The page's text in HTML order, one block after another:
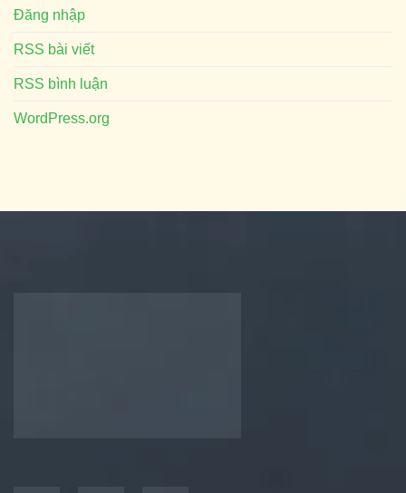
Đăng nhập
RSS bài viết
RSS bình luận
WordPress.org